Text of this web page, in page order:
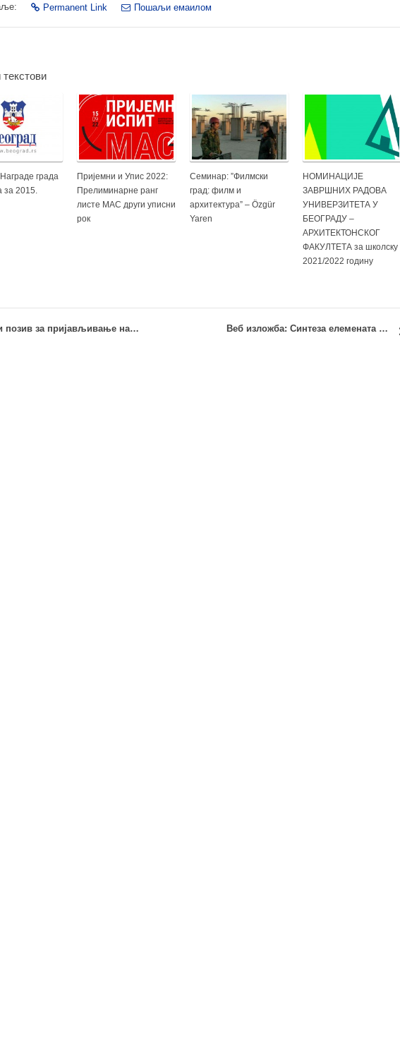
Permanent Link Пошаљи емаилом
града
за 2015.
Пријемни и Упис 2022:
Прелиминарне ранг
листе МАС други уписни
рок
Семинар: ”Филмски
град: филм и
архитектура” – Özgür
Yaren
НОМИНАЦИЈЕ
ЗАВРШНИХ РАДОВА
УНИВЕРЗИТЕТА У
БЕОГРАДУ –
АРХИТЕКТОНСКОГ
ФАКУЛТЕТА за школску
2021/2022 годину
Јавни позив за пријављивање наставника за обуку посвећену извођењу наставе на енглеском језику Веб изложба: Синтеза елемената и склопова – Пројекат зидане зграде 2020/21